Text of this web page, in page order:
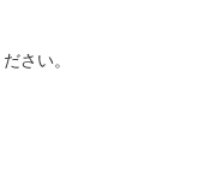
さい。